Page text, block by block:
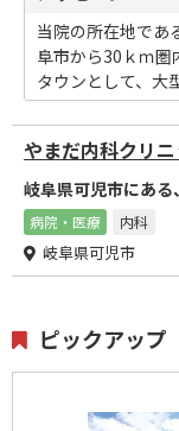
当院の所在地であ
阜市から30ｋｍ圏
タウンとして、大
やまだ内科クリ
岐阜県可児市にあ
病院・医療 内科
岐阜県可児市
ピックアップ